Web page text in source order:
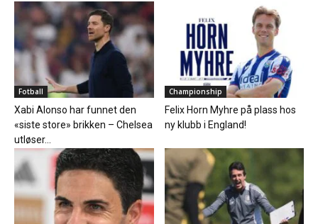
Fotball
Xabi Alonso har funnet den
«siste store» brikken – Chelsea
utløser...
Championship
Felix Horn Myhre på plass hos
ny klubb i England!